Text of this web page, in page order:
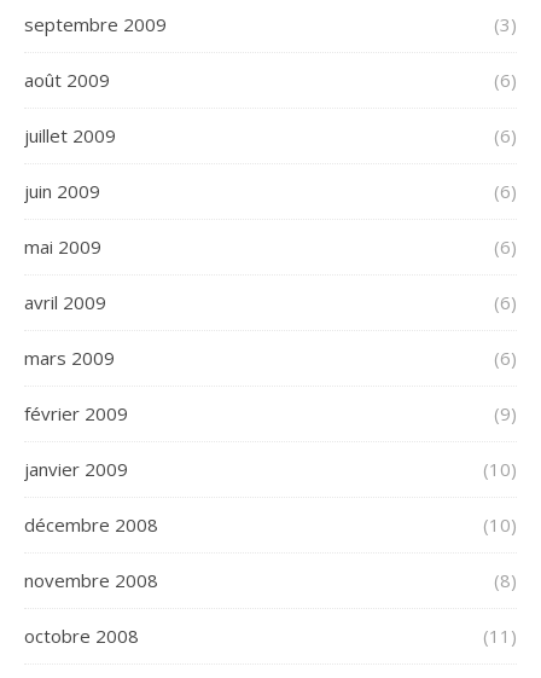
septembre 2009 (3)
août 2009 (6)
juillet 2009 (6)
juin 2009 (6)
mai 2009 (6)
avril 2009 (6)
mars 2009 (6)
février 2009 (9)
janvier 2009 (10)
décembre 2008 (10)
novembre 2008 (8)
octobre 2008 (11)